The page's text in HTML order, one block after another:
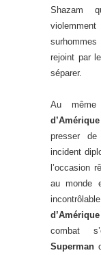
Shazam
rejoint par
séparer.
Au
d’Amérique
presser
incident
l’occasion
au monde
d’Amérique
combat
Superman